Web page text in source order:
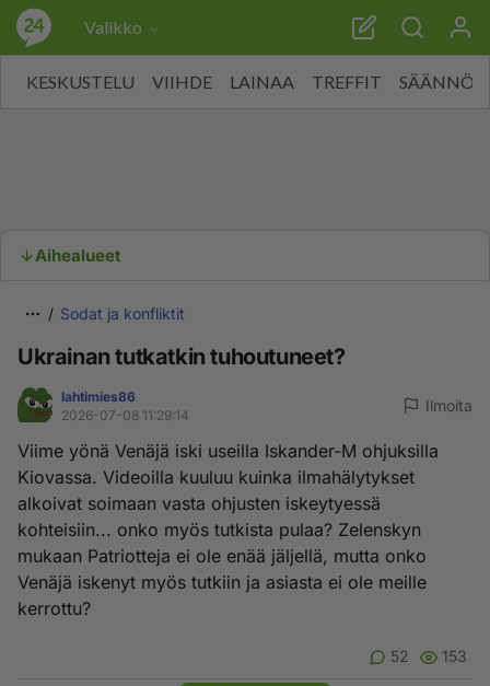
Valikko
KESKUSTELU VIIHDE LAINAA TREFFIT SÄÄNNÖT
Aihealueet
Sodat ja konfliktit
Ukrainan tutkatkin tuhoutuneet?
lahtimies86
2026-07-08 11:29:14
Ilmoita
Viime yönä Venäjä iski useilla Iskander-M ohjuksilla
Kiovassa. Videoilla kuuluu kuinka ilmahälytykset
alkoivat soimaan vasta ohjusten iskeytyessä
kohteisiin... onko myös tutkista pulaa? Zelenskyn
mukaan Patriotteja ei ole enää jäljellä, mutta onko
Venäjä iskenyt myös tutkiin ja asiasta ei ole meille
kerrottu?
52 153